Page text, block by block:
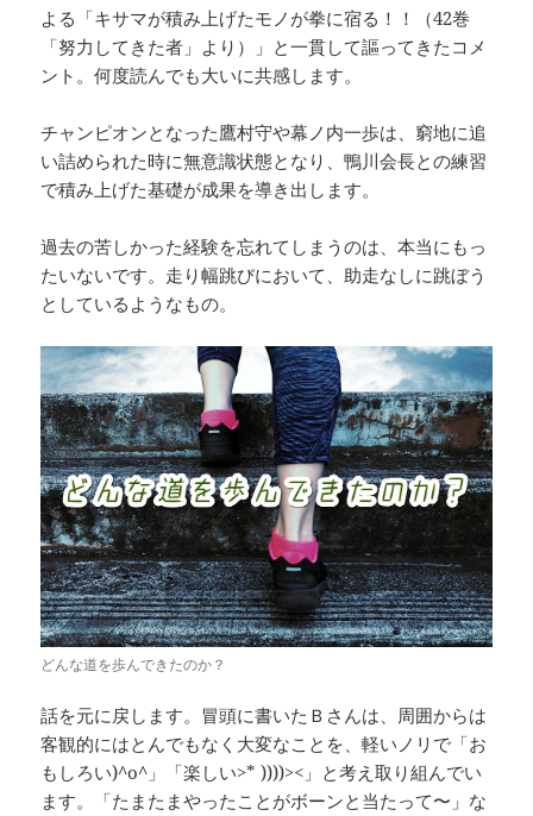
よる「キサマが積み上げたモノが拳に宿る！！（42巻
「努力してきた者」より）」と一貫して謳ってきたコメ
ント。何度読んでも大いに共感します。
チャンピオンとなった鷹村守や幕ノ内一歩は、窮地に追
い詰められた時に無意識状態となり、鴨川会長との練習
で積み上げた基礎が成果を導き出します。
過去の苦しかった経験を忘れてしまうのは、本当にもっ
たいないです。走り幅跳びにおいて、助走なしに跳ぼう
としているようなもの。
どんな道を歩んできたのか？
話を元に戻します。冒頭に書いたＢさんは、周囲からは
客観的にはとんでもなく大変なことを、軽いノリで「お
もしろい)^o^」「楽しい>* ))))><」と考え取り組んでい
ます。「たまたまやったことがボーンと当たって〜」な